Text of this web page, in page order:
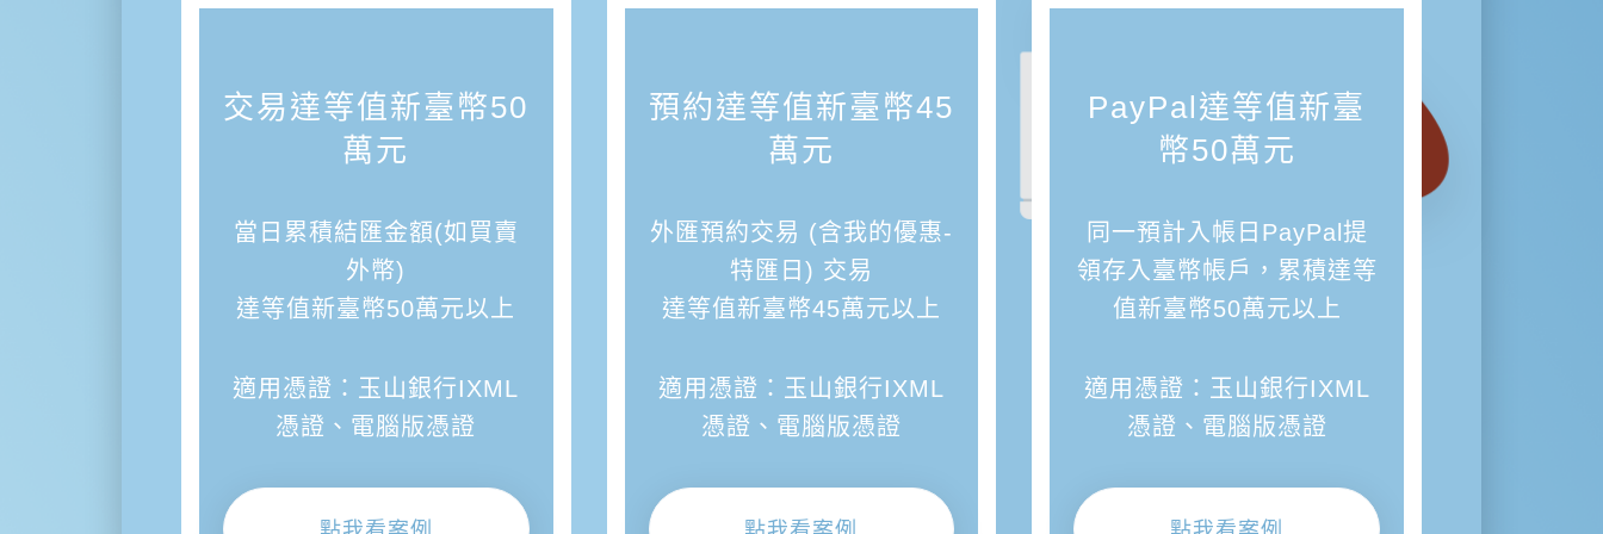
交易達等值新臺幣50
萬元
當日累積結匯金額(如買賣
外幣)
達等值新臺幣50萬元以上
適用憑證：玉山銀行IXML
憑證、電腦版憑證
預約達等值新臺幣45
萬元
外匯預約交易 (含我的優惠-
特匯日) 交易
達等值新臺幣45萬元以上
適用憑證：玉山銀行IXML
憑證、電腦版憑證
PayPal達等值新臺
幣50萬元
同一預計入帳日PayPal提
領存入臺幣帳戶，累積達等
值新臺幣50萬元以上
適用憑證：玉山銀行IXML
憑證、電腦版憑證